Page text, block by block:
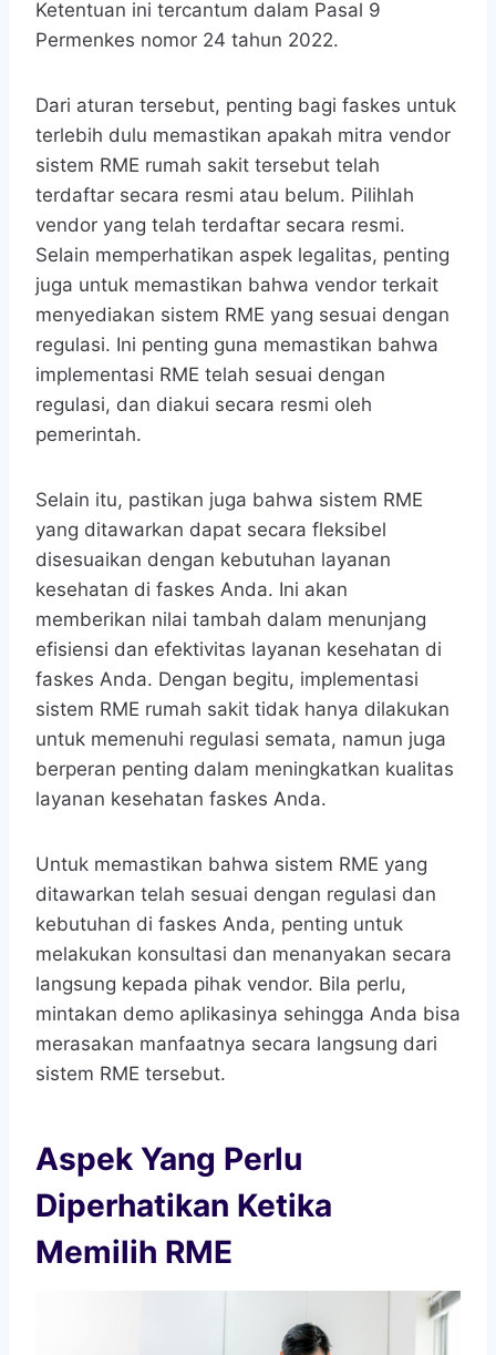
Ketentuan ini tercantum dalam Pasal 9
Permenkes nomor 24 tahun 2022.
Dari aturan tersebut, penting bagi faskes untuk
terlebih dulu memastikan apakah mitra vendor
sistem RME rumah sakit tersebut telah
terdaftar secara resmi atau belum. Pilihlah
vendor yang telah terdaftar secara resmi.
Selain memperhatikan aspek legalitas, penting
juga untuk memastikan bahwa vendor terkait
menyediakan sistem RME yang sesuai dengan
regulasi. Ini penting guna memastikan bahwa
implementasi RME telah sesuai dengan
regulasi, dan diakui secara resmi oleh
pemerintah.
Selain itu, pastikan juga bahwa sistem RME
yang ditawarkan dapat secara fleksibel
disesuaikan dengan kebutuhan layanan
kesehatan di faskes Anda. Ini akan
memberikan nilai tambah dalam menunjang
efisiensi dan efektivitas layanan kesehatan di
faskes Anda. Dengan begitu, implementasi
sistem RME rumah sakit tidak hanya dilakukan
untuk memenuhi regulasi semata, namun juga
berperan penting dalam meningkatkan kualitas
layanan kesehatan faskes Anda.
Untuk memastikan bahwa sistem RME yang
ditawarkan telah sesuai dengan regulasi dan
kebutuhan di faskes Anda, penting untuk
melakukan konsultasi dan menanyakan secara
langsung kepada pihak vendor. Bila perlu,
mintakan demo aplikasinya sehingga Anda bisa
merasakan manfaatnya secara langsung dari
sistem RME tersebut.
Aspek Yang Perlu
Diperhatikan Ketika
Memilih RME